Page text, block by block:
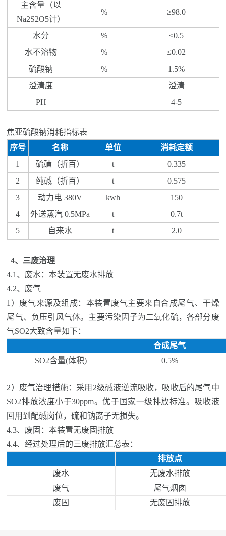
主含量（以
Na2S2O5计）
% ≥98.0
水分 % ≤0.5
水不溶物
% ≤0.02
硫酸钠
%
1.5%
澄清度
澄清
PH
4-5
焦亚硫酸钠消耗指标表
序号
名称 单位
消耗定额
1
硫磺（折百） t
0.335
2
纯碱（折百） t
0.575
3
动力电 380V kwh
150
4
外送蒸汽 0.5MPa t
0.7t
5
自来水 t 2.0
4、三废治理
4.1、 废水：本装置无废水排放
4.2、 废气
1 ）废气来源及组成： 本装置废气主要来自合成尾气、干燥
尾气、负压引风气体。主要污染因子为二氧化硫，各部分废
气SO2大致含量如下：
合成尾气
SO2含量(体积) 0.5%
2）废气治理措施：采用 2级碱液逆流吸收，吸收后的尾气中
SO2排放浓度小于30ppm。优于国家一级排放标准。吸收液
回用到配碱岗位，硫和钠离子无损失。
4.3、 废固：本装置无废固排放
4.4、经过处理后的三废排放汇总表：
排放点
废水
无废水排放
废气
尾气烟囱
废固
无废固排放